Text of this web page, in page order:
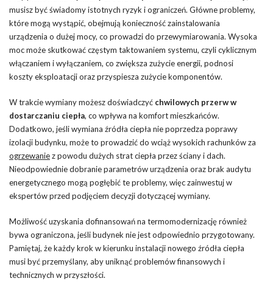
musisz być świadomy istotnych ryzyk i ograniczeń. Główne problemy,
które mogą wystąpić, obejmują konieczność zainstalowania
urządzenia o dużej mocy, co prowadzi do przewymiarowania. Wysoka
moc może skutkować częstym taktowaniem systemu, czyli cyklicznym
włączaniem i wyłączaniem, co zwiększa zużycie energii, podnosi
koszty eksploatacji oraz przyspiesza zużycie komponentów.
W trakcie wymiany możesz doświadczyć chwilowych przerw w
dostarczaniu ciepła, co wpływa na komfort mieszkańców.
Dodatkowo, jeśli wymiana źródła ciepła nie poprzedza poprawy
izolacji budynku, może to prowadzić do wciąż wysokich rachunków za
ogrzewaniez powodu dużych strat ciepła przez ściany i dach.
Nieodpowiednie dobranie parametrów urządzenia oraz brak audytu
energetycznego mogą pogłębić te problemy, więc zainwestuj w
ekspertów przed podjęciem decyzji dotyczącej wymiany.
Możliwość uzyskania dofinansowań na termomodernizację również
bywa ograniczona, jeśli budynek nie jest odpowiednio przygotowany.
Pamiętaj, że każdy krok w kierunku instalacji nowego źródła ciepła
musi być przemyślany, aby uniknąć problemów finansowych i
technicznych w przyszłości.